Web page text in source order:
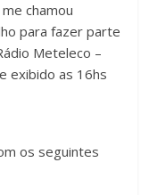
chamou
para fazer parte
Meteleco –
exibido as 16hs
os seguintes